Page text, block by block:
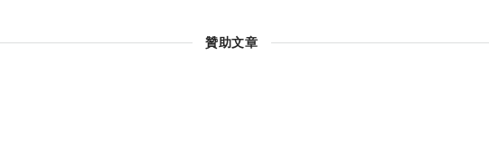
贊助文章